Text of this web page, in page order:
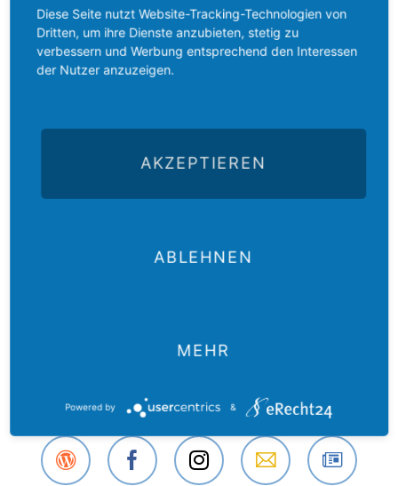
einem über 50-jährigen Krieg, in dem mindestens 220.000
Menschen gestorben sind. Das Friedensabkommen wurde vor
drei Jahren unterzeichnet . Sowohl die Regierung als auch die
FARC haben die Umsetzung immer wieder torpediert – gerade
Rebellengruppe repräsentiert. Die Gefahr ist, dass sich diese
verbündet, die inzwischen ein Rückzugsgebiet in Venezuela
macht die Situation nicht leichter.
Diese Seite nutzt Website-Tracking-Technologien von
Dritten, um ihre Dienste anzubieten, stetig zu
verbessern und Werbung entsprechend den Interessen
der Nutzer anzuzeigen.
AKZEPTIEREN
ABLEHNEN
MEHR
Powered by &